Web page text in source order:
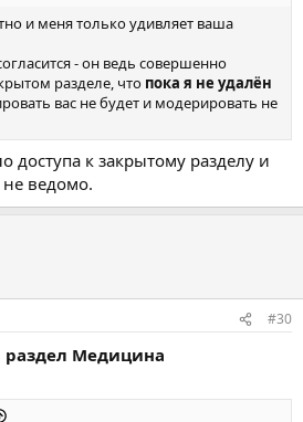
и меня только удивляет ваша
- он ведь совершенно
разделе, что пока я не удалён
вас не будет и модерировать не
доступа к закрытому разделу и
не ведомо.
#30
раздел Медицина